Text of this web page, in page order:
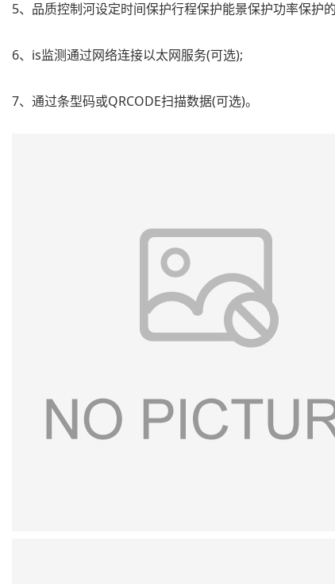
5、品质控制河设定时间保护行程保护能景保护功率保护
6、is监测通过网络连接以太网服务(可选);
7、通过条型码或QRCODE扫描数据(可选)。